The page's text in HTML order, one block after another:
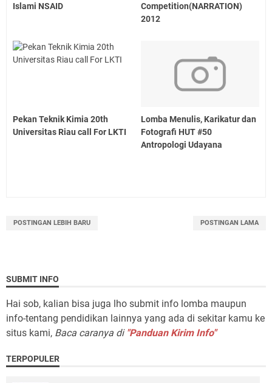
Islami NSAID
Competition(NARRATION)
2012
Pekan Teknik Kimia 20th
Universitas Riau call For LKTI
Lomba Menulis, Karikatur dan
Fotografi HUT #50
Antropologi Udayana
POSTINGAN LEBIH BARU POSTINGAN LAMA
SUBMIT INFO
Hai sob, kalian bisa juga lho submit info lomba maupun
info-tentang pendidikan lainnya yang ada di sekitar kamu ke
situs kami, Baca caranya di "Panduan Kirim Info"
TERPOPULER